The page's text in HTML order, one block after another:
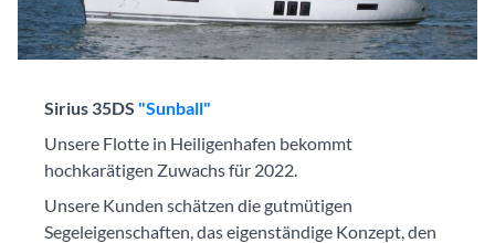
Sirius 35DS "Sunball"
Unsere Flotte in Heiligenhafen bekommt
hochkarätigen Zuwachs für 2022.
Unsere Kunden schätzen die gutmütigen
Segeleigenschaften, das eigenständige Konzept, den